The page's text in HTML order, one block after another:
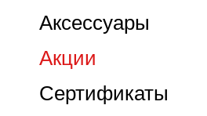
Сертификаты
Акции
Аксессуары